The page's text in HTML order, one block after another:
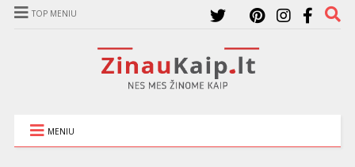
TOP MENIU
MENIU